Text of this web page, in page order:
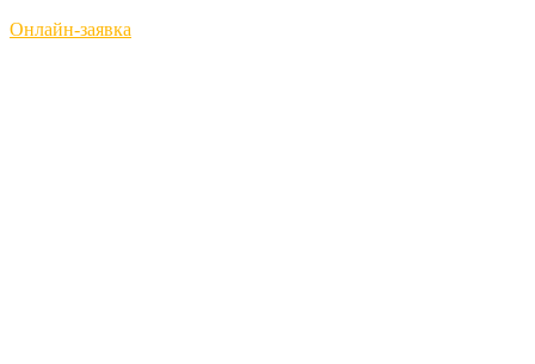
Онлайн-заявка